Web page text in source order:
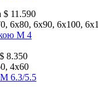
$ 11.590
6х80, 6х90, 6х100,
М 4
8.350
4х60
М 6.3/5.5